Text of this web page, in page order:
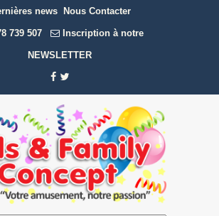
news Nous Contacter
739 507 Inscription à notre
NEWSLETTER